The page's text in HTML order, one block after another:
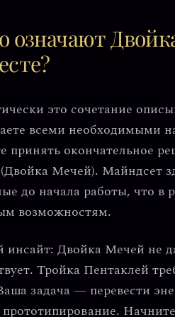
означают
это сочетание
всеми необходимыми
принять окончательное
Мечей). Майндсет
до начала работы, что в
возможностям.
инсайт: Двойка Мечей не
. Тройка Пентаклей
задача — перевести